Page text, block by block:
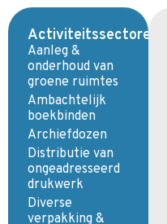
Activiteitssectoren
Aanleg &
onderhoud van
groene ruimtes
Ambachtelijk
boekbinden
Archiefdozen
Distributie van
ongeadresseerd
drukwerk
Diverse
verpakking &